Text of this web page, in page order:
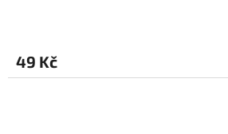
49 Kč